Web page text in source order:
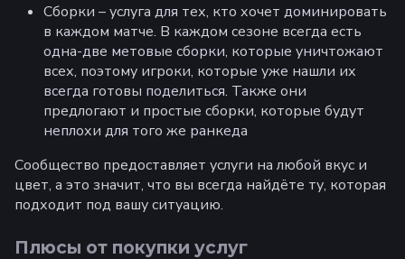
Сборки – услуга для тех, кто хочет доминировать
в каждом матче. В каждом сезоне всегда есть
одна-две метовые сборки, которые уничтожают
всех, поэтому игроки, которые уже нашли их
всегда готовы поделиться. Также они
предлогают и простые сборки, которые будут
неплохи для того же ранкеда
Сообщество предоставляет услуги на любой вкус и
цвет, а это значит, что вы всегда найдёте ту, которая
подходит под вашу ситуацию.
Плюсы от покупки услуг